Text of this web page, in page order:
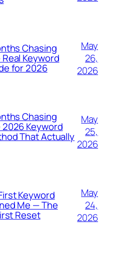
Chasing
Keyword
for 2026
May
26,
2026
Chasing
Keyword
That Actually
May
25,
2026
Keyword
Me — The
Reset
May
24,
2026